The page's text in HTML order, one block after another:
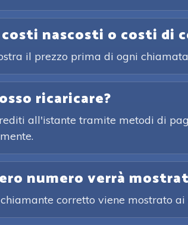
nascosti o costi di
il prezzo prima di ogni
ricaricare?
all'istante tramite metodi di
numero verrà
corretto viene mostrato